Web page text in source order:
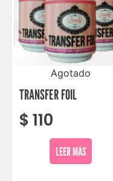
Agotado
TRANSFER FOIL
$ 110
LEER MÁS